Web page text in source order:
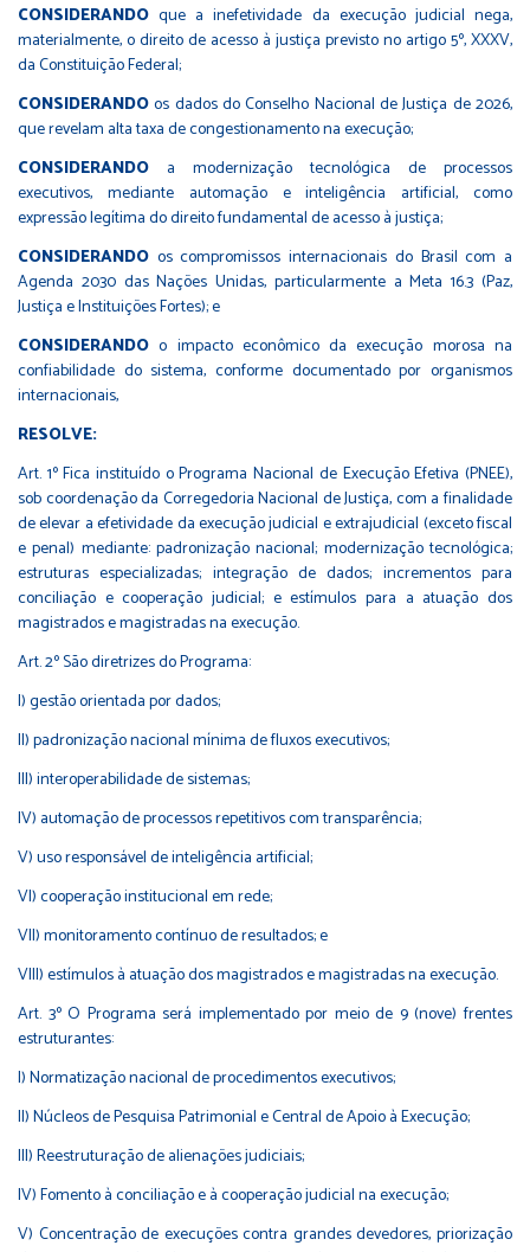
CONSIDERANDOque a inefetividade da execução judicial nega,
materialmente, o direito de acesso à justiça previsto no artigo 5º, XXXV,
da Constituição Federal;
CONSIDERANDOos dados do Conselho Nacional de Justiça de 2026,
que revelam alta taxa de congestionamento na execução;
CONSIDERANDO a modernização tecnológica de processos
executivos, mediante automação e inteligência artificial, como
expressão legítima do direito fundamental de acesso à justiça;
CONSIDERANDO os compromissos internacionais do Brasil com a
Agenda 2030 das Nações Unidas, particularmente a Meta 16.3 (Paz,
Justiça e Instituições Fortes); e
CONSIDERANDOo impacto econômico da execução morosa na
confiabilidade do sistema, conforme documentado por organismos
internacionais,
RESOLVE:
Art. 1º Fica instituído o Programa Nacional de Execução Efetiva (PNEE),
sob coordenação da Corregedoria Nacional de Justiça, com a finalidade
de elevar a efetividade da execução judicial e extrajudicial (exceto fiscal
e penal) mediante: padronização nacional; modernização tecnológica;
estruturas especializadas; integração de dados; incrementos para
conciliação e cooperação judicial; e estímulos para a atuação dos
magistrados e magistradas na execução.
Art. 2º São diretrizes do Programa:
I) gestão orientada por dados;
II) padronização nacional mínima de fluxos executivos;
III) interoperabilidade de sistemas;
IV) automação de processos repetitivos com transparência;
V) uso responsável de inteligência artificial;
VI) cooperação institucional em rede;
VII) monitoramento contínuo de resultados; e
VIII) estímulos à atuação dos magistrados e magistradas na execução.
Art. 3º O Programa será implementado por meio de 9 (nove) frentes
estruturantes:
I) Normatização nacional de procedimentos executivos;
II) Núcleos de Pesquisa Patrimonial e Central de Apoio à Execução;
III) Reestruturação de alienações judiciais;
IV) Fomento à conciliação e à cooperação judicial na execução;
V) Concentração de execuções contra grandes devedores, priorização